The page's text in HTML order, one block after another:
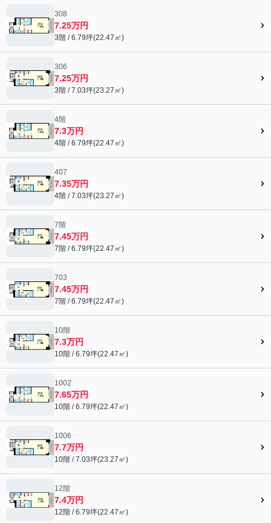
308
7.25万円
3階 / 6.79坪(22.47㎡)
306
7.25万円
3階 / 7.03坪(23.27㎡)
4階
7.3万円
4階 / 6.79坪(22.47㎡)
407
7.35万円
4階 / 7.03坪(23.27㎡)
7階
7.45万円
7階 / 6.79坪(22.47㎡)
703
7.45万円
7階 / 6.79坪(22.47㎡)
10階
7.3万円
10階 / 6.79坪(22.47㎡)
1002
7.65万円
10階 / 6.79坪(22.47㎡)
1006
7.7万円
10階 / 7.03坪(23.27㎡)
12階
7.4万円
12階 / 6.79坪(22.47㎡)